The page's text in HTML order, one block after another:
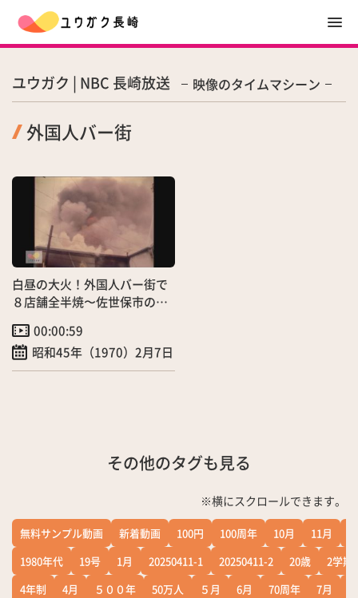
ユウガク | NBC 長崎放送 映像のタイムマシーン
外国人バー街
白昼の大火！外国人バー街で
８店舗全半焼〜佐世保市の繁
00:00:59
昭和45年（1970）2月7日
その他のタグも見る
※横にスクロールできます。
無料サンプル動画 新着動画 100円 100周年 10月 11月
1980年代
19号 1月 20250411-1 20250411-2 20歳
2学期
4年制
4月 ５００年 50万人 ５月 6月 70周年 7月